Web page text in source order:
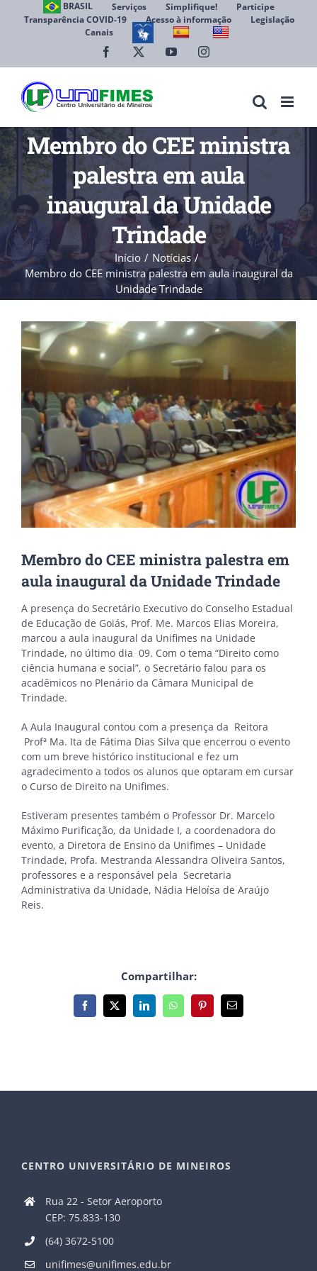
BRASIL Serviços Simplifique!
Participe
Transparência COVID-19
Acesso à informação
Legislação
Canais
Facebook YouTubeInstagram
Membro do CEE ministra
palestra em aula
inaugural da Unidade
Trindade
Início
Notícias
Membro do CEE ministra palestra em aula inaugural da
Unidade Trindade
View
Larger
Image
Membro do CEE ministra palestra em
aula inaugural da Unidade Trindade
A presença do Secretário Executivo do Conselho Estadual
de Educação de Goiás, Prof. Me. Marcos Elias Moreira,
marcou a aula inaugural da Unifimes na Unidade
Trindade, no último dia 09. Com o tema “Direito como
ciência humana e social”, o Secretário falou para os
acadêmicos no Plenário da Câmara Municipal de
Trindade.
A Aula Inaugural contou com a presença da Reitora
Profª Ma. Ita de Fátima Dias Silva que encerrou o evento
com um breve histórico institucional e fez um
agradecimento a todos os alunos que optaram em cursar
o Curso de Direito na Unifimes.
Estiveram presentes também o Professor Dr. Marcelo
Máximo Purificação, da Unidade I, a coordenadora do
evento, a Diretora de Ensino da Unifimes – Unidade
Trindade, Profa. Mestranda Alessandra Oliveira Santos,
professores e a responsável pela Secretaria
Administrativa da Unidade, Nádia Heloísa de Araújo
Reis.
Compartilhar:
Facebook
X LinkedInWhatsAppPinterest
E-
mail
CENTRO UNIVERSITÁRIO DE MINEIROS
Rua 22 - Setor Aeroporto
CEP: 75.833-130
(64) 3672-5100
unifimes@unifimes.edu.br